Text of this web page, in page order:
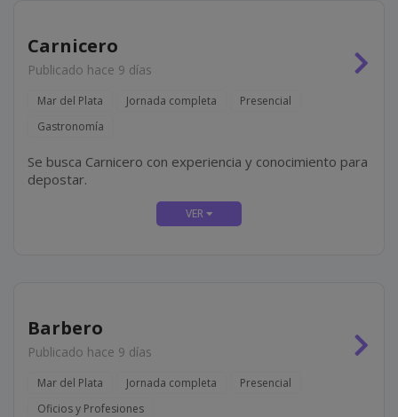
Carnicero
Publicado hace 9 días
Mar del Plata Jornada completa
Presencial
Gastronomía
Se busca Carnicero con experiencia y conocimiento para
depostar.
Barbero
Publicado hace 9 días
Mar del Plata Jornada completa
Presencial
Oficios y Profesiones